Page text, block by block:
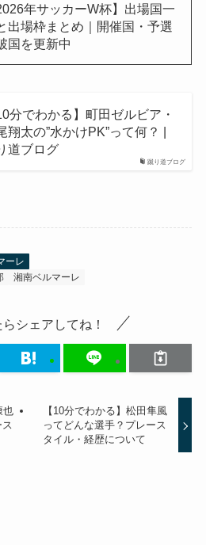
年サッカーW杯】出場国一
出場枠まとめ｜開催国・予選
国を更新中
蹴り道ブログ
分でわかる】町田ゼルビア・
翔太の”水かけPK”って何？ |
道ブログ
ーレ
湘南ベルマーレ
シェアしてね！
也
【10分でわかる】松田隼風
ってどんな選手？プレース
タイル・経歴について